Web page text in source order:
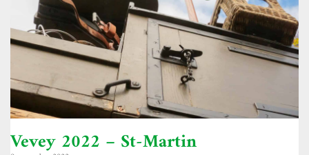
Vevey 2022 – St-Martin